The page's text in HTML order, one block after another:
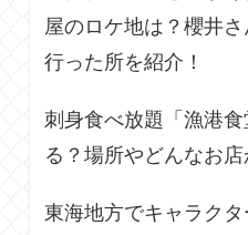
屋のロケ地は？櫻井
行った所を紹介！
刺身食べ放題「漁港
る？場所やどんなお店
東海地方でキャラク